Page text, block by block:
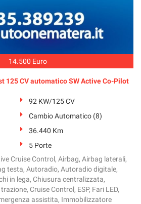
14.500 Euro
125 CV automatico SW Active Co-Pilot
92 KW/125 CV
Cambio Automatico (8)
36.440 Km
5 Porte
Cruise Control, Airbag, Airbag laterali,
testa, Autoradio, Autoradio digitale,
in lega, Chiusura centralizzata,
Cruise Control, ESP, Fari LED,
assistita, Immobilizzatore